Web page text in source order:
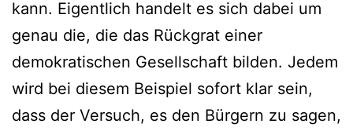
kann. Eigentlich handelt es sich dabei um
genau die, die das Rückgrat einer
demokratischen Gesellschaft bilden. Jedem
wird bei diesem Beispiel sofort klar sein,
dass der Versuch, es den Bürgern zu sagen,